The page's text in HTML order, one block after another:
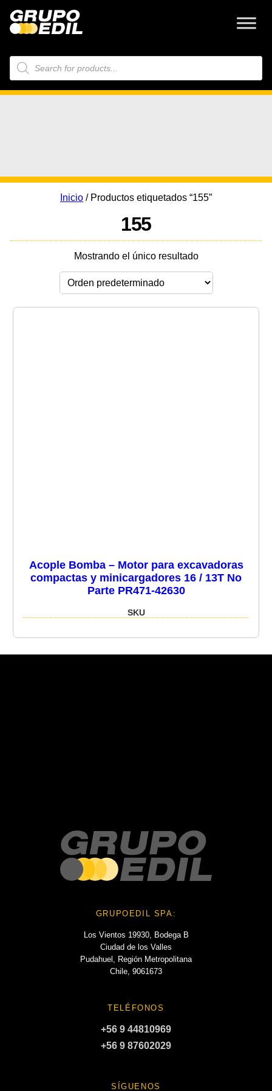
Búsqueda
de
productos
Inicio / Productos etiquetados “155”
155
Mostrando el único resultado
Acople Bomba – Motor para excavadoras
compactas y minicargadores 16 / 13T No
Parte PR471-42630
SKU
GRUPOEDIL SPA:
Los Vientos 19930, Bodega B
Ciudad de los Valles
Pudahuel, Región Metropolitana
Chile, 9061673
TELÉFONOS
+56 9 44810969
+56 9 87602029
SÍGUENOS